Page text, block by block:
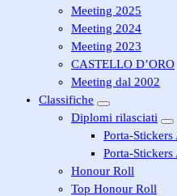
Meeting 2025
Meeting 2024
Meeting 2023
CASTELLO D’ORO
Meeting dal 2002
Classifiche
Diplomi rilasciati
Porta-
Porta-
Honour Roll
Top Honour Roll